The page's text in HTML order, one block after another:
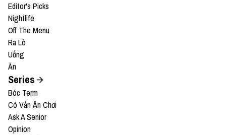
Editor's Picks
Nightlife
Off The Menu
Ra Lò
Uống
Ăn
Series
Bóc Term
Có Vấn Ăn Chơi
Ask A Senior
Opinion